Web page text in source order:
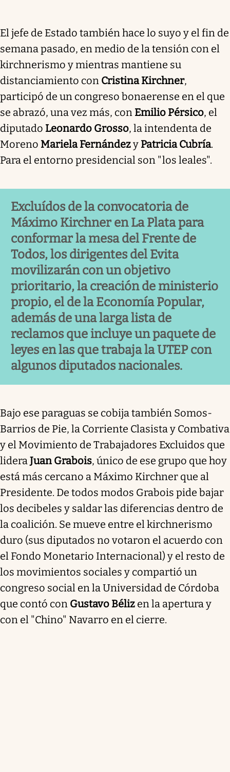
El jefe de Estado también hace lo suyo y el fin de
semana pasado, en medio de la tensión con el
kirchnerismo y mientras mantiene su
distanciamiento con Cristina Kirchner,
participó de un congreso bonaerense en el que
se abrazó, una vez más, con Emilio Pérsico, el
diputado Leonardo Grosso, la intendenta de
Moreno Mariela Fernándezy Patricia Cubría.
Para el entorno presidencial son "los leales".
Excluídos de la convocatoria de
Máximo Kirchneren La Plata para
conformar la mesa del Frente de
Todos, los dirigentes del Evita
movilizarán con un objetivo
prioritario, la creación de ministerio
propio, el de la Economía Popular,
además de una larga lista de
reclamos que incluye un paquete de
leyes en las que trabaja la UTEP con
algunos diputados nacionales.
Bajo ese paraguas se cobija también Somos-
Barrios de Pie, la Corriente Clasista y Combativa
y el Movimiento de Trabajadores Excluidos que
lideraJuan Grabois, único de ese grupo que hoy
está más cercano a Máximo Kirchner que al
Presidente. De todos modos Grabois pide bajar
los decibeles y saldar las diferencias dentro de
la coalición. Se mueve entre el kirchnerismo
duro (sus diputados no votaron el acuerdo con
el Fondo Monetario Internacional) y el resto de
los movimientos sociales y compartió un
congreso social en la Universidad de Córdoba
que contó con Gustavo Béliz en la apertura y
con el "Chino" Navarro en el cierre.